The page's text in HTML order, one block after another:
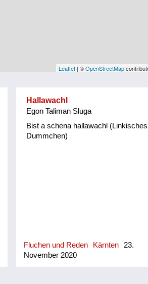
Leaflet | ©OpenStreetMap
Hallawachl
Egon Taliman Sluga
Bist a schena hallawachl (Linkisches
Dummchen)
Fluchen und Reden Kärnten
23.
November 2020